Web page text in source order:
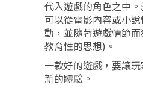
代入遊戲的角色之中。
可以從電影內容或小
動，並隨著遊戲情節
教育性的思想)。
一款好的遊戲，要讓
新的體驗。